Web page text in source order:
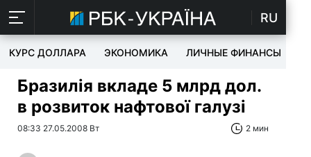
RU
КУРС ДОЛЛАРА ЭКОНОМИКА ЛИЧНЫЕ ФИНАНСЫ
Бразилія вкладе 5 млрд дол.
в розвиток нафтової галузі
08:33 27.05.2008 Вт 2 мин